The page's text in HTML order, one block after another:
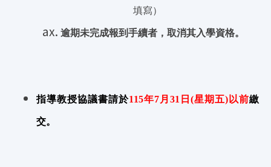
填寫）
逾期未完成報到手續者，取消其入學資格。
指導教授協議書請於115年7月31日(星期五)以前繳
交。